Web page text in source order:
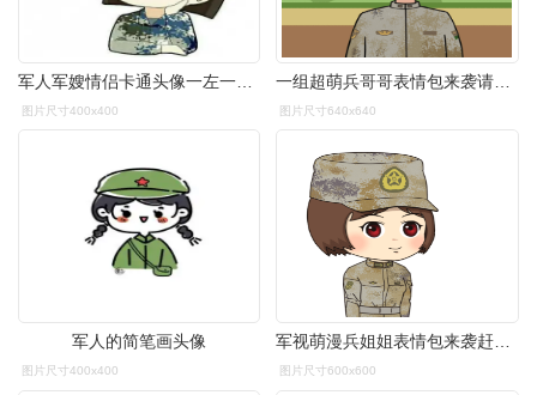
图片尺寸400x400 图片尺寸640x640
军人的简笔画头像
图片尺寸400x400
军视萌漫兵姐姐表情包来袭赶快收藏吧
图片尺寸600x600